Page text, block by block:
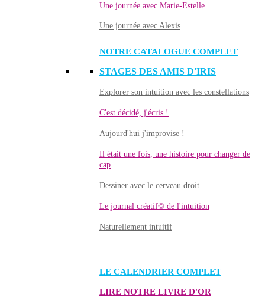
Une journée avec Marie-Estelle
Une journée avec Alexis
NOTRE CATALOGUE COMPLET
STAGES DES AMIS D'IRIS
Explorer son intuition avec les constellations
C'est décidé, j'écris !
Aujourd'hui j'improvise !
Il était une fois, une histoire pour changer de
cap
Dessiner avec le cerveau droit
Le journal créatif© de l'intuition
Naturellement intuitif
LE CALENDRIER COMPLET
LIRE NOTRE LIVRE D'OR